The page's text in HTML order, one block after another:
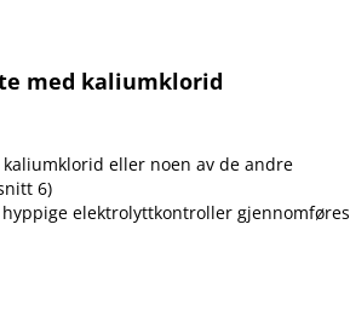
med kaliumklorid
eller noen av de andre
6)
elektrolyttkontroller gjennomføres